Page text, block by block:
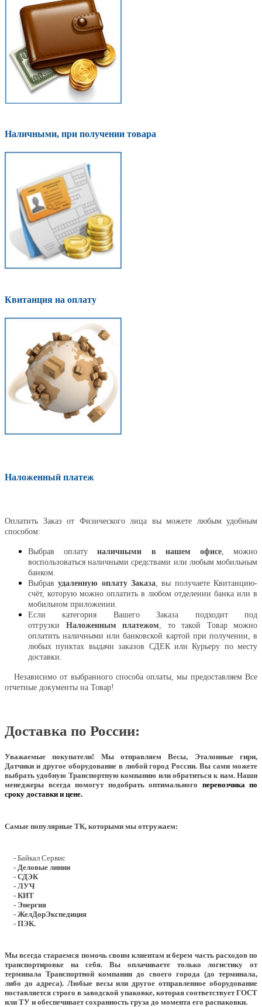
Наличными, при получении товара
Квитанция на оплату
Наложенный платеж
Оплатить Заказ от Физического лица вы можете любым удобным
способом:
Выбрав оплатуналичными в нашем офисе, можно
воспользоваться наличными средствами или любым мобильным
банком.
Выбравудаленную оплату Заказа , вы получаете Квитанцию-
счёт, которую можно оплатить в любом отделении банка или в
мобильном приложении.
Если категория Вашего Заказа подходит под
отгрузки Наложенным платежом , то такой Товар можно
оплатить наличными или банковской картой при получении, в
любых пунктах выдачи заказов СДЕК или Курьеру по месту
доставки.
Независимо от выбранного способа оплаты, мы предоставляем Все
отчетные документы на Товар!
Доставка по России:
Уважаемые покупатели! Мы отправляем Весы, Эталонные гири,
Датчики и другое оборудование в любой город России. Вы сами можете
выбрать удобную Транспортную компанию или обратиться к нам. Наши
менеджеры всегда помогут подобрать оптимального перевозчика по
сроку доставки и цене.
Самые популярные ТК, которыми мы отгружаем:
- Байкал Сервис
- Деловые линии
- СДЭК
- ЛУЧ
- КИТ
- Энергия
- ЖелДорЭкспедиция
- ПЭК.
Мы всегда стараемся помочь своим клиентам и берем часть расходов по
транспортировке на себя. Вы оплачиваете только логистику от
терминала Транспортной компании до своего города (до терминала,
либо до адреса). Любые весы или другое отправленное оборудование
поставляется строго в заводской упаковке, которая соответствует ГОСТ
или ТУ и обеспечивает сохранность груза до момента его распаковки.